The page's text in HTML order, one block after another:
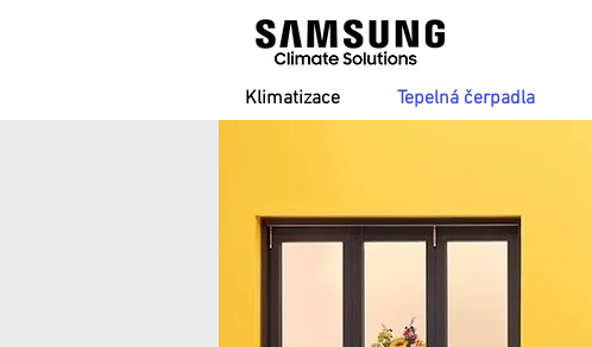
Klimatizace Tepelná čerpadla